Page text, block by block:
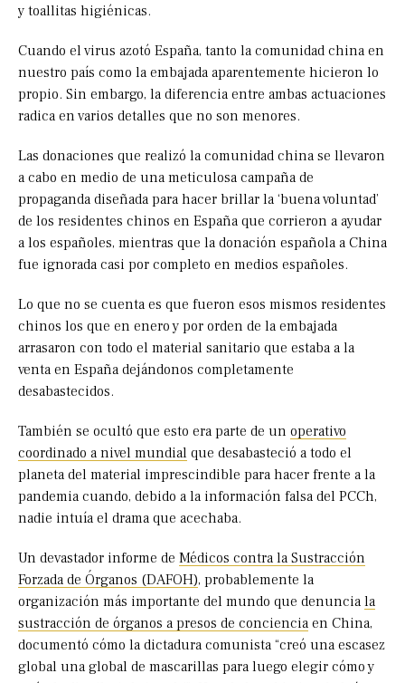
y toallitas higiénicas.
Cuando el virus azotó España, tanto la comunidad china en
nuestro país como la embajada aparentemente hicieron lo
propio. Sin embargo, la diferencia entre ambas actuaciones
radica en varios detalles que no son menores.
Las donaciones que realizó la comunidad china se llevaron
a cabo en medio de una meticulosa campaña de
propaganda diseñada para hacer brillar la ‘buena voluntad’
de los residentes chinos en España que corrieron a ayudar
a los españoles, mientras que la donación española a China
fue ignorada casi por completo en medios españoles.
Lo que no se cuenta es que fueron esos mismos residentes
chinos los que en enero y por orden de la embajada
arrasaron con todo el material sanitario que estaba a la
venta en España dejándonos completamente
desabastecidos.
También se ocultó que esto era parte de un operativo
coordinado a nivel mundial que desabasteció a todo el
planeta del material imprescindible para hacer frente a la
pandemia cuando, debido a la información falsa del PCCh,
nadie intuía el drama que acechaba.
Un devastador informe de Médicos contra la Sustracción
Forzada de Órganos (DAFOH), probablemente la
organización más importante del mundo que denuncia la
sustracción de órganos a presos de conciencia en China,
documentó cómo la dictadura comunista “creó una escasez
global una global de mascarillas para luego elegir cómo y